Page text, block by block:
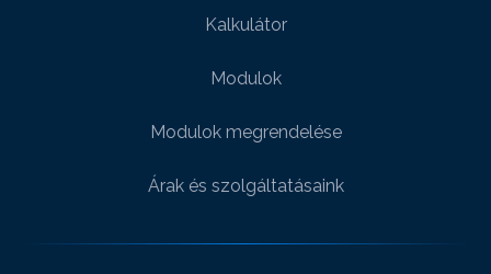
Kalkulátor
Modulok
Modulok megrendelése
Árak és szolgáltatásaink